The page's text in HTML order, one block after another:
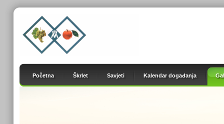
Početna Škrlet Savjeti Kalendar događanja